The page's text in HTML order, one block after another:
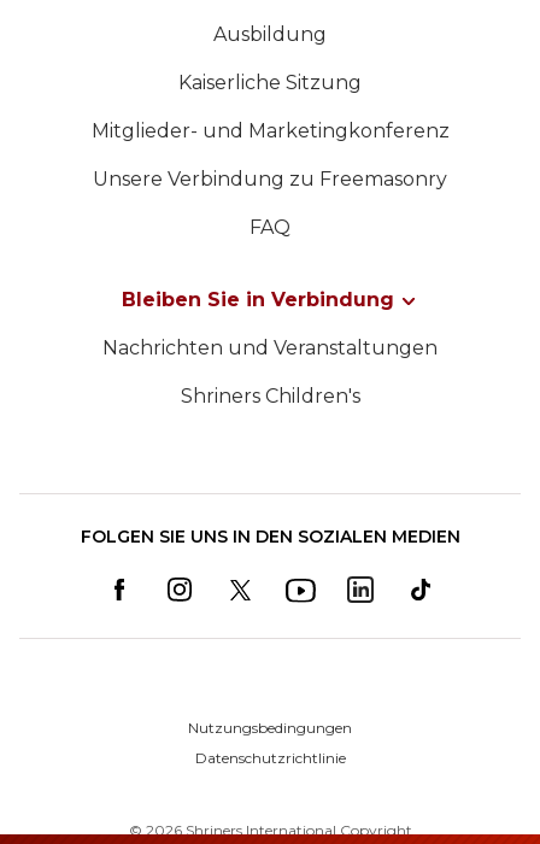
Ausbildung
Kaiserliche Sitzung
Mitglieder- und Marketingkonferenz
Unsere Verbindung zu Freemasonry
FAQ
Bleiben Sie in Verbindung
Nachrichten und Veranstaltungen
Shriners Children's
FOLGEN SIE UNS IN DEN SOZIALEN MEDIEN
Nutzungsbedingungen
Datenschutzrichtlinie
©2026 Shriners International Copyright